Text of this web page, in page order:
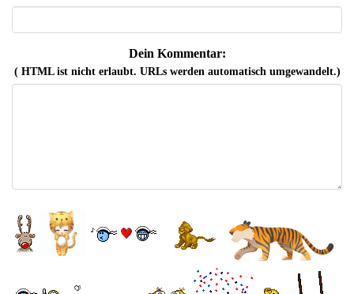
Dein Kommentar:
( HTML ist nichterlaubt. URLs werden automatisch umgewandelt.)